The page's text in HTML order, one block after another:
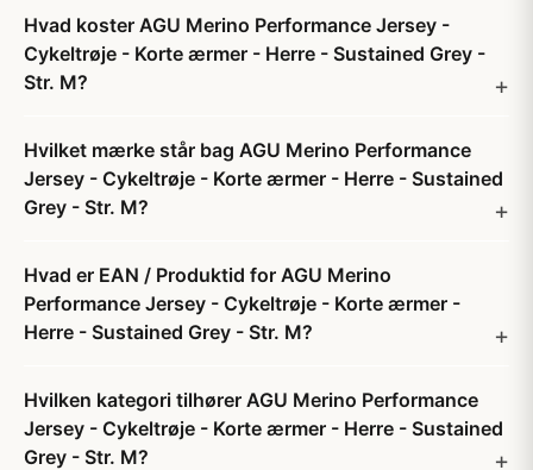
Hvad koster AGU Merino Performance Jersey -
Cykeltrøje - Korte ærmer - Herre - Sustained Grey -
Str. M?
Hvilket mærke står bag AGU Merino Performance
Jersey - Cykeltrøje - Korte ærmer - Herre - Sustained
Grey - Str. M?
Hvad er EAN / Produktid for AGU Merino
Performance Jersey - Cykeltrøje - Korte ærmer -
Herre - Sustained Grey - Str. M?
Hvilken kategori tilhører AGU Merino Performance
Jersey - Cykeltrøje - Korte ærmer - Herre - Sustained
Grey - Str. M?